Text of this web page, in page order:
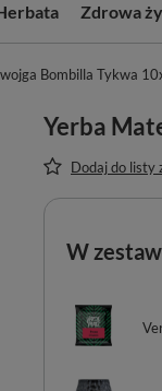
Zdrowa
Bombilla Tykwa
Yerba
Dodaj do listy
W